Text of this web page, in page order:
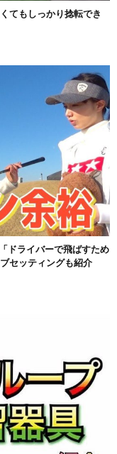
てもしっかり捻転でき
ドライバーで飛ばすため
セッティングも紹介